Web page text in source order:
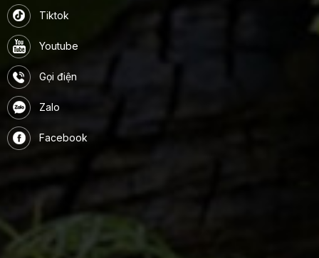
Tiktok
Youtube
Gọi điện
Zalo
Facebook